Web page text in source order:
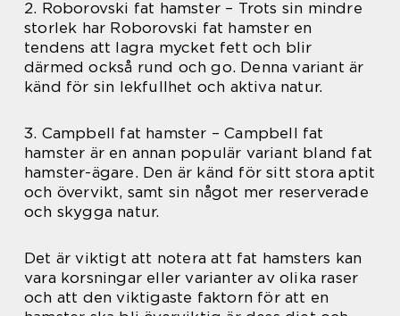
2. Roborovski fat hamster – Trots sin mindre
storlek har Roborovski fat hamster en
tendens att lagra mycket fett och blir
därmed också rund och go. Denna variant är
känd för sin lekfullhet och aktiva natur.
3. Campbell fat hamster – Campbell fat
hamster är en annan populär variant bland fat
hamster-ägare. Den är känd för sitt stora aptit
och övervikt, samt sin något mer reserverade
och skygga natur.
Det är viktigt att notera att fat hamsters kan
vara korsningar eller varianter av olika raser
och att den viktigaste faktorn för att en